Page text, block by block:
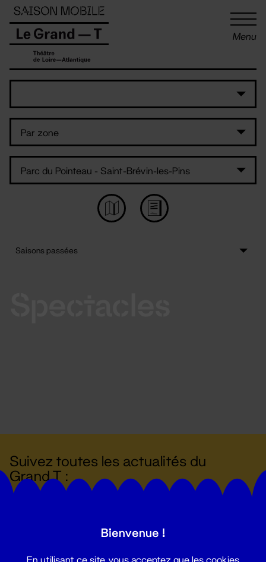
Menu
Suivez toutes les actualités du
Grand T :
Panneau de gestion des cookies
Bienvenue !
En utilisant ce site, vous acceptez que les cookies